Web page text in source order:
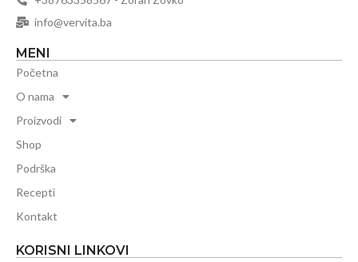
info@vervita.ba
MENI
Početna
O nama
Proizvodi
Shop
Podrška
Recepti
Kontakt
KORISNI LINKOVI